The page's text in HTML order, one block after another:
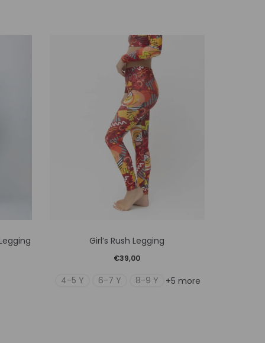
το
έχει
Girl’s Rush Legging
€39,00
4-5 Y 6-7 Y 8-9 Y +5 more